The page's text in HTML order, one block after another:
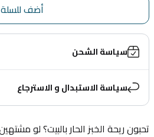
أضف للسلة
سياسة الشحن
سياسة الاستبدال و الاسترجاع